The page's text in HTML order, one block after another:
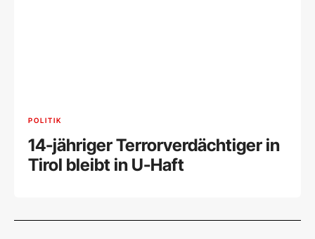
POLITIK
14-jähriger Terrorverdächtiger in
Tirol bleibt in U-Haft